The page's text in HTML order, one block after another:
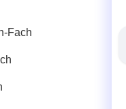
Fach